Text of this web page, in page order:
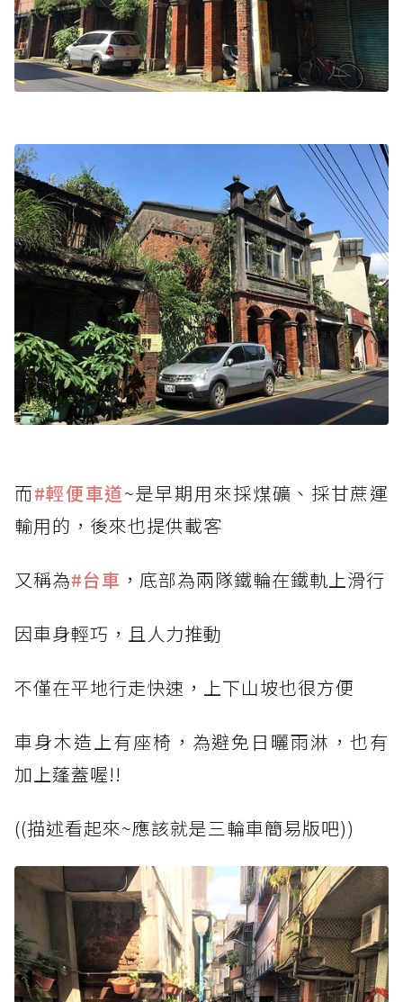
而#輕便車道~是早期用來採煤礦、採甘蔗運
輸用的，後來也提供載客
又稱為#台車 ，底部為兩隊鐵輪在鐵軌上滑行
因車身輕巧，且人力推動
不僅在平地行走快速，上下山坡也很方便
車身木造上有座椅，為避免日曬雨淋，也有
加上蓬蓋喔!!
((描述看起來~應該就是三輪車簡易版吧))